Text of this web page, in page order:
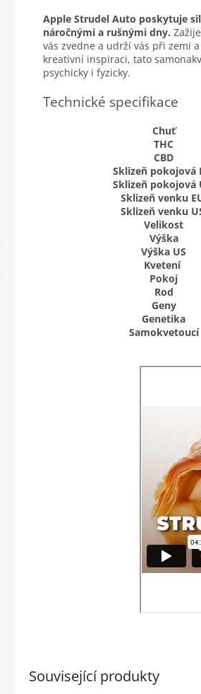
Související produkty
Apple Strudel Auto poskytuje
náročnými a rušnými dny.
vás zvedne a udrží vás při zemi
kreativní inspiraci, tato
psychicky i fyzicky.
Technické specifikace
Chuť
THC
CBD
Sklizeň pokojová
Sklizeň pokojová
Sklizeň venku
Sklizeň venku
Velikost
Výška
Výška US
Kvetení
Pokoj
Rod
Geny
Genetika
Samokvetoucí